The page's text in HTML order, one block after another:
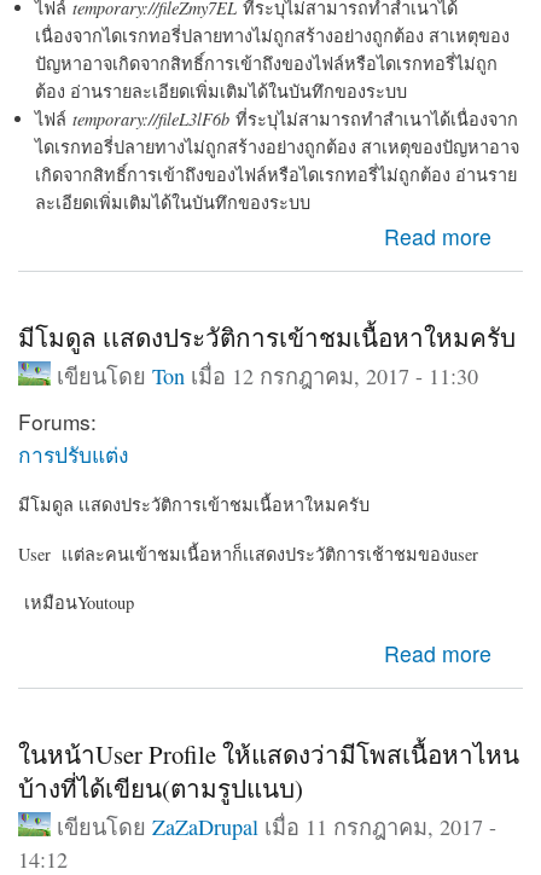
ไฟล์temporary://fileZmy7EL ที่ระบุไม่สามารถทำสำเนาได้
เนื่องจากไดเรกทอรี่ปลายทางไม่ถูกสร้างอย่างถูกต้อง สาเหตุของ
ปัญหาอาจเกิดจากสิทธิ์การเข้าถึงของไฟล์หรือไดเรกทอรี่ไม่ถูก
ต้อง อ่านรายละเอียดเพิ่มเติมได้ในบันทึกของระบบ
ไฟล์temporary://fileL3lF6b ที่ระบุไม่สามารถทำสำเนาได้เนื่องจาก
ไดเรกทอรี่ปลายทางไม่ถูกสร้างอย่างถูกต้อง สาเหตุของปัญหาอาจ
เกิดจากสิทธิ์การเข้าถึงของไฟล์หรือไดเรกทอรี่ไม่ถูกต้อง อ่านราย
ละเอียดเพิ่มเติมได้ในบันทึกของระบบ
Read more
about drupal 7 error ต้องแก้ไขจุดไหนครับ
มีโมดูล เเสดงประวัติการเข้าชมเนื้อหาใหมครับ
เขียนโดย Tonเมื่อ 12 กรกฎาคม, 2017 - 11:30
Forums:
การปรับแต่ง
มีโมดูล เเสดงประวัติการเข้าชมเนื้อหาใหมครับ
User เเต่ละคนเข้าชมเนื้อหาก็เเสดงประวัติการเช้าชมของuser
เหมือนYoutoup
Read more
about มีโมดูล เเสดงประวัติการเข้าชมเนื้อหาใหมครับ
ในหน้าUser Profile ให้แสดงว่ามีโพสเนื้อหาไหน
บ้างที่ได้เขียน(ตามรูปแนบ)
เขียนโดย ZaZaDrupalเมื่อ 11 กรกฎาคม, 2017 -
14:12